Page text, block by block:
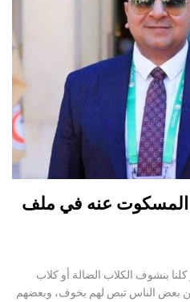
عنه في ملف
بنشوف الكلاب الضالة أو كلاب
بعض الناس تبص لهم بخوف، وبعضهم